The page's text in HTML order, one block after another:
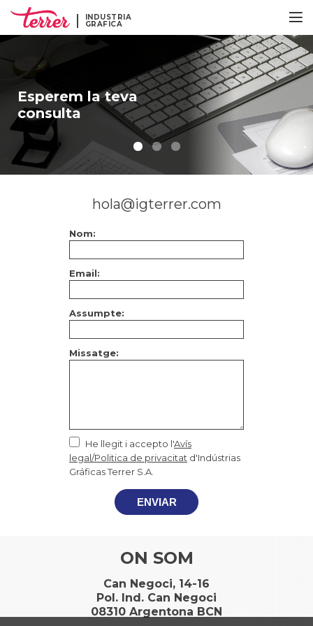
INDUSTRIA
GRAFICA
Esperem la teva
consulta
hola@igterrer.com
Nom:
Email:
Assumpte:
Missatge:
He llegit i accepto l'Avís
legal/Politica de privacitat d'Indústrias
Gráficas Terrer S.A.
ENVIAR
ON SOM
Can Negoci, 14-16
Pol. Ind. Can Negoci
08310 Argentona BCN